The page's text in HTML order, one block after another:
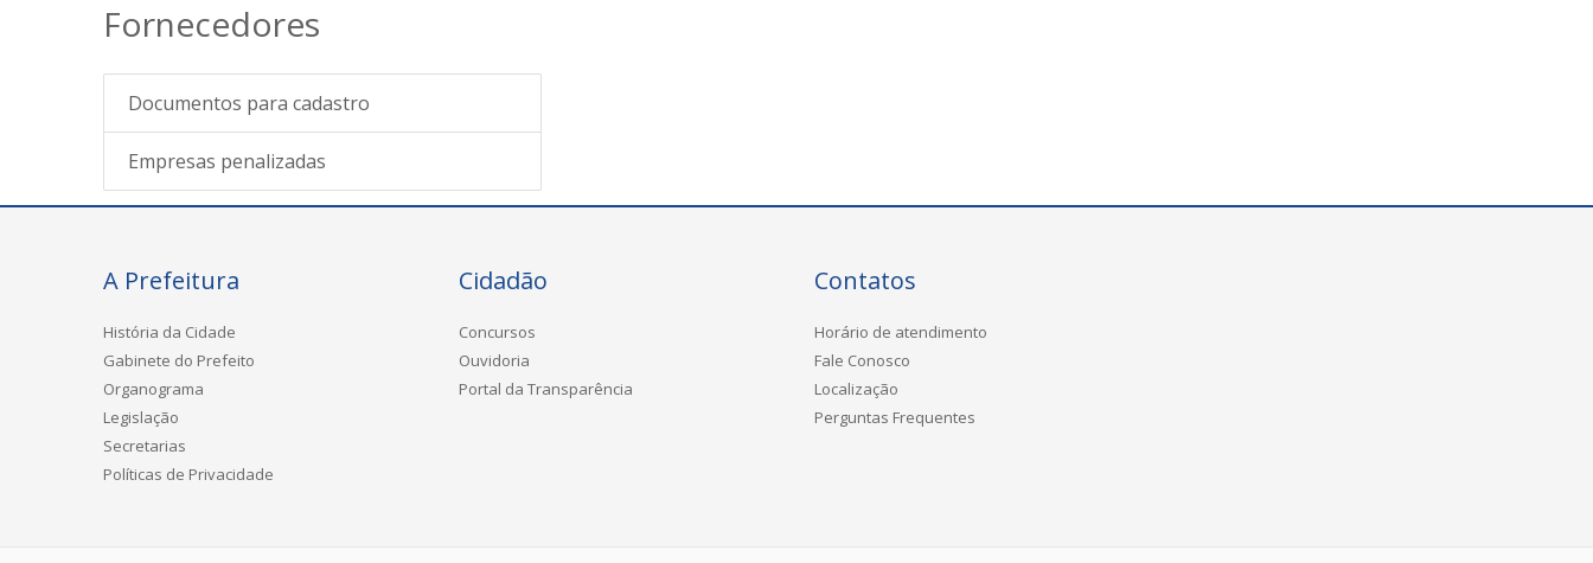
Fornecedores
Documentos para cadastro
Empresas penalizadas
A Prefeitura
História da Cidade
Gabinete do Prefeito
Organograma
Legislação
Secretarias
Políticas de Privacidade
Cidadão
Concursos
Ouvidoria
Portal da Transparência
Contatos
Horário de atendimento
Fale Conosco
Localização
Perguntas Frequentes